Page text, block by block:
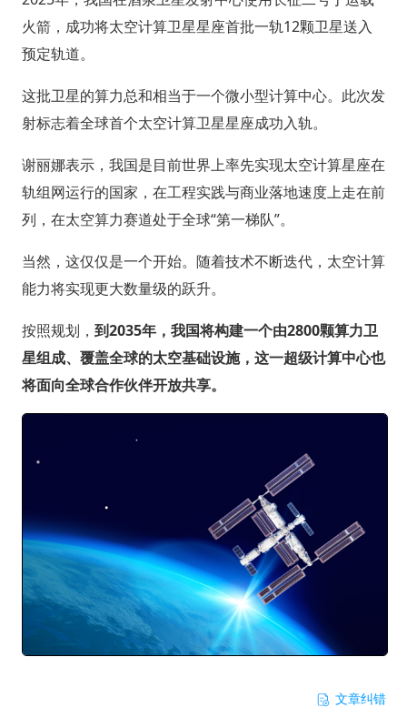
火箭，成功将太空计算卫星星座首批一轨12颗卫星送入
预定轨道。
这批卫星的算力总和相当于一个微小型计算中心。此次发
射标志着全球首个太空计算卫星星座成功入轨。
谢丽娜表示，我国是目前世界上率先实现太空计算星座在
轨组网运行的国家，在工程实践与商业落地速度上走在前
列，在太空算力赛道处于全球“第一梯队”。
当然，这仅仅是一个开始。随着技术不断迭代，太空计算
能力将实现更大数量级的跃升。
按照规划， 到2035年，我国将构建一个由2800颗算力卫
星组成、覆盖全球的太空基础设施，这一超级计算中心也
将面向全球合作伙伴开放共享。
文章纠错